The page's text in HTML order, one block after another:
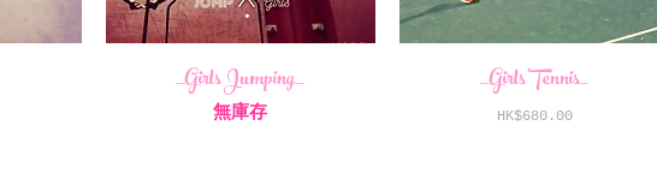
_Girls Jumping_
無庫存
_Girls Tennis_
價格
HK$680.00